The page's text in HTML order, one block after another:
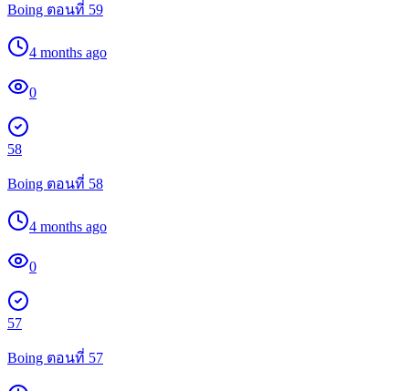
Boing ตอนที่ 59
4 months ago
0
58
Boing ตอนที่ 58
4 months ago
0
57
Boing ตอนที่ 57